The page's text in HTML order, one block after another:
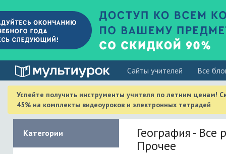
Cайты учителей Все
Успейте получить инструменты учителя по летним ценам!
45% на комплекты видеоуроков и электронных тетрадей
Категории
География - Все
Прочее